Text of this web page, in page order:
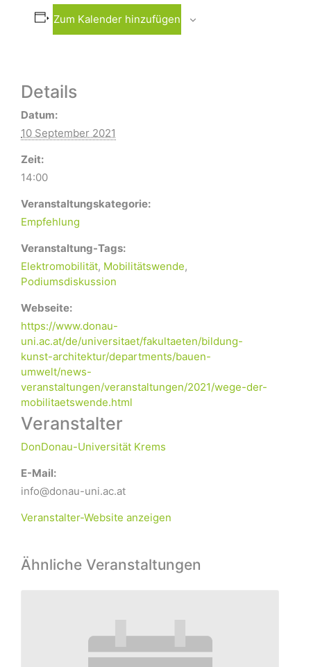
Zum Kalender hinzufügen
Details
Datum:
10 September 2021
Zeit:
14:00
Veranstaltungskategorie:
Empfehlung
Veranstaltung-Tags:
Elektromobilität, Mobilitätswende,
Podiumsdiskussion
Webseite:
https://www.donau-
uni.ac.at/de/universitaet/fakultaeten/bildung-
kunst-architektur/departments/bauen-
umwelt/news-
veranstaltungen/veranstaltungen/2021/wege-der-
mobilitaetswende.html
Veranstalter
DonDonau-Universität Krems
E-Mail:
info@donau-uni.ac.at
Veranstalter-Website anzeigen
Ähnliche Veranstaltungen